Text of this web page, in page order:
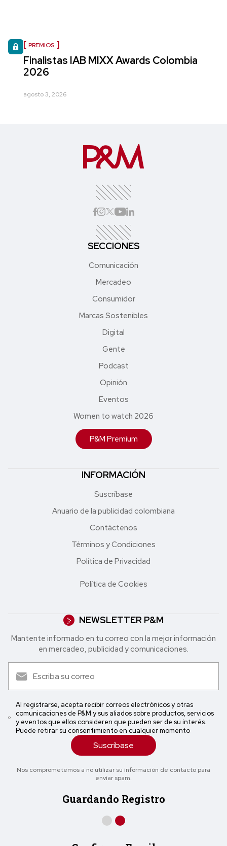
PREMIOS
Finalistas IAB MIXX Awards Colombia
2026
agosto 3, 2026
SECCIONES
Comunicación
Mercadeo
Consumidor
Marcas Sostenibles
Digital
Gente
Podcast
Opinión
Eventos
Women to watch 2026
P&M Premium
INFORMACIÓN
Suscríbase
Anuario de la publicidad colombiana
Contáctenos
Términos y Condiciones
Política de Privacidad
Política de Cookies
NEWSLETTER P&M
Mantente informado en tu correo con la mejor in formación
en mercadeo, publicidad y comunicaciones.
Al registrarse, acepta recibir correos electrónicos y otras
comunicaciones de P&M y sus aliados sobre productos, servicios
y eventos que ellos consideren que pueden ser de su interés.
Puede retirar su consentimiento en cualquier momento
Suscríbase
Nos comprometemos a no utilizar su información de contacto para
enviar spam.
Guardando Registro